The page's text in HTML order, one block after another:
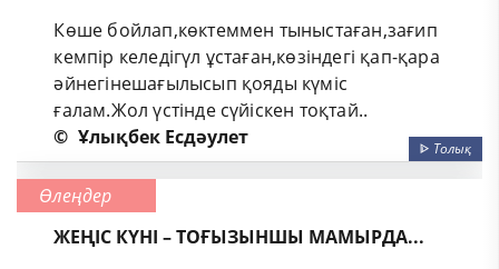
Көше бойлап,көктеммен тыныстаған,зағип
кемпiр келедiгүл ұстаған,көзiндегi қап-қара
әйнегiнешағылысып қояды күмiс
ғалам.Жол үстiнде сүйiскен тоқтай..
©Ұлықбек Есдәулет ᐈ Толық
Өлеңдер
ЖЕҢІС КҮНІ – ТОҒЫЗЫНШЫ МАМЫРДА...